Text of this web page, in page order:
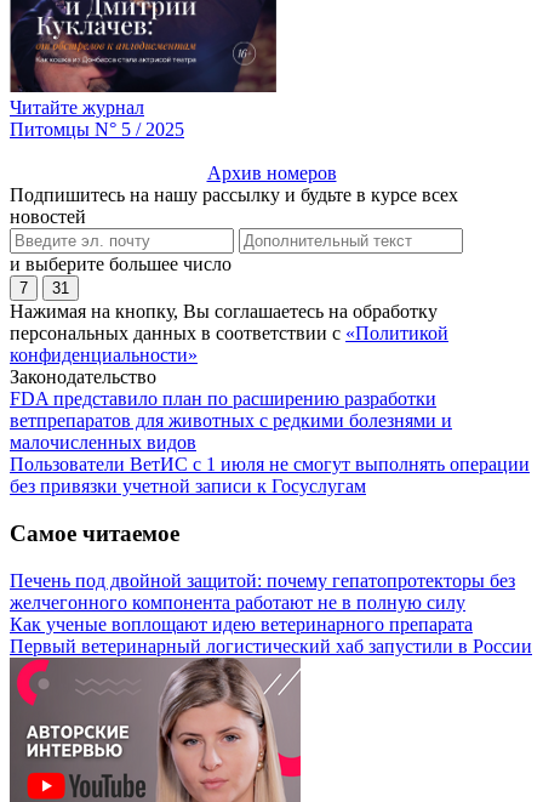
Читайте журнал
Питомцы N° 5 / 2025
Архив номеров
Подпишитесь на нашу рассылку и будьте в курсе всех
новостей
и выберите большее число
7 31
Нажимая на кнопку, Вы соглашаетесь на обработку
персональных данных в соответствии с «Политикой
конфиденциальности»
Законодательство
FDA представило план по расширению разработки
ветпрепаратов для животных с редкими болезнями и
малочисленных видов
Пользователи ВетИС с 1 июля не смогут выполнять операции
без привязки учетной записи к Госуслугам
Самое читаемое
Печень под двойной защитой: почему гепатопротекторы без
желчегонного компонента работают не в полную силу
Как ученые воплощают идею ветеринарного препарата
Первый ветеринарный логистический хаб запустили в России